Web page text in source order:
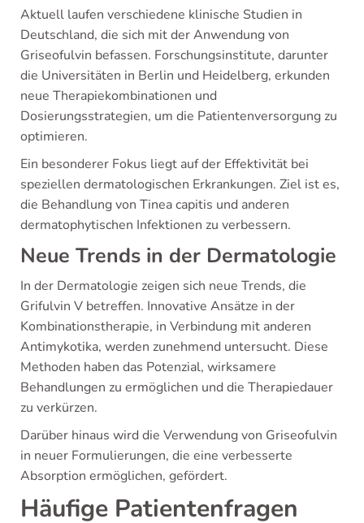
Aktuell laufen verschiedene klinische Studien in
Deutschland, die sich mit der Anwendung von
Griseofulvin befassen. Forschungsinstitute, darunter
die Universitäten in Berlin und Heidelberg, erkunden
neue Therapiekombinationen und
Dosierungsstrategien, um die Patientenversorgung zu
optimieren.
Ein besonderer Fokus liegt auf der Effektivität bei
speziellen dermatologischen Erkrankungen. Ziel ist es,
die Behandlung von Tinea capitis und anderen
dermatophytischen Infektionen zu verbessern.
Neue Trends in der Dermatologie
In der Dermatologie zeigen sich neue Trends, die
Grifulvin V betreffen. Innovative Ansätze in der
Kombinationstherapie, in Verbindung mit anderen
Antimykotika, werden zunehmend untersucht. Diese
Methoden haben das Potenzial, wirksamere
Behandlungen zu ermöglichen und die Therapiedauer
zu verkürzen.
Darüber hinaus wird die Verwendung von Griseofulvin
in neuer Formulierungen, die eine verbesserte
Absorption ermöglichen, gefördert.
Häufige Patientenfragen